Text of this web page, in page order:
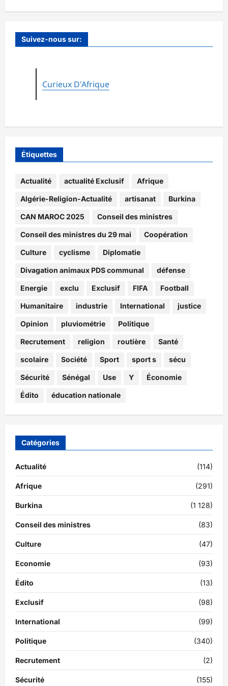
Suivez-nous sur:
Curieux D'Afrique
Étiquettes
Actualité actualité Exclusif Afrique
Algérie-Religion-Actualité artisanat Burkina
CAN MAROC 2025 Conseil des ministres
Conseil des ministres du 29 mai Coopération
Culture cyclisme Diplomatie
Divagation animaux PDS communal défense
Energie exclu Exclusif FIFA Football
Humanitaire industrie International justice
Opinion pluviométrie Politique
Recrutement religion routière Santé
scolaire Société Sport sport s sécu
Sécurité Sénégal Use Y Économie
Édito éducation nationale
Catégories
Actualité (114)
Afrique (291)
Burkina (1 128)
Conseil des ministres (83)
Culture (47)
Economie (93)
Édito (13)
Exclusif (98)
International (99)
Politique (340)
Recrutement (2)
Sécurité (155)